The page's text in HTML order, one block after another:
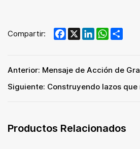
Compartir: Facebook
X LinkedInWhatsApp
Productos Relacionados